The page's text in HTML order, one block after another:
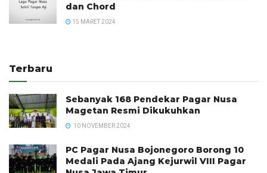
dan Chord
15 MARET 2024
Terbaru
Sebanyak 168 Pendekar Pagar Nusa
Magetan Resmi Dikukuhkan
10 NOVEMBER 2024
PC Pagar Nusa Bojonegoro Borong 10
Medali Pada Ajang Kejurwil VIII Pagar